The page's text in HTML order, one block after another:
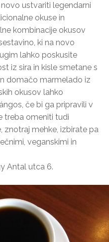
ustvariti legendarni
okuse in
kombinacije okusov
ki na novo
lahko poskusite
iz sira in kisle smetane s
domačo marmelado iz
okusov lahko
če bi ga pripravili v
treba omeniti tudi
znotraj mehke, izbirate pa
veganskimi in
Antal utca 6.